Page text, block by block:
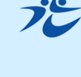
市
Hikari